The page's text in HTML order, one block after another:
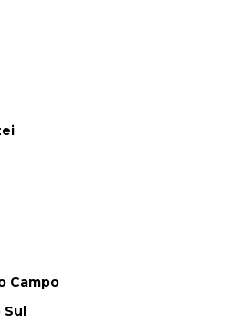
Campo
Sul